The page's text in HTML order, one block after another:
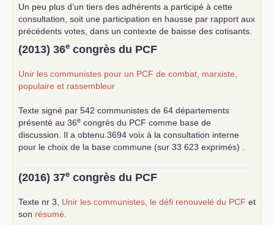
Un peu plus d’un tiers des adhérents a participé à cette
consultation, soit une participation en hausse par rapport aux
précédents votes, dans un contexte de baisse des cotisants.
... lire la suite
(2013) 36e congrès du PCF
Unir les communistes pour un PCF de combat, marxiste,
populaire et rassembleur
Texte signé par 542 communistes de 64 départements
présenté au 36e congrès du PCF comme base de
discussion. Il a obtenu 3694 voix à la consultation interne
pour le choix de la base commune (sur 33 623 exprimés) .
(2016) 37e congrès du PCF
Texte nr 3, Unir les communistes, le défi renouvelé du PCF et
son résumé